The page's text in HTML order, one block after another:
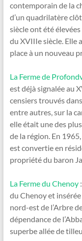
contemporain de la
d’un quadrilatère
siècle ont été
du XVIIIe siècle. Elle
place à un nouveau
La Ferme de
est déjà signalée au
censiers trouvés
entre autres, sur la
elle était une des
de la région. En
est convertie en
propriété du baron
La Ferme du Chenoy:
du Chenoy et
nord-est de l’Arbre
dépendance de
superbe allée de